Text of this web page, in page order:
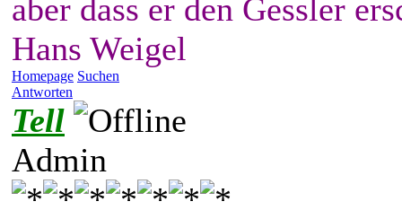
aber dass er den Gessler
Hans Weigel
Homepage Suchen
Antworten
Tell
Admin